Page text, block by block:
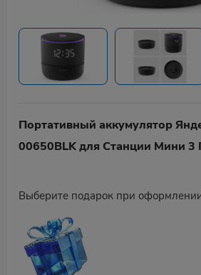
Портативный аккумулятор
00650BLK для Станции Мини 3
Выберите подарок при